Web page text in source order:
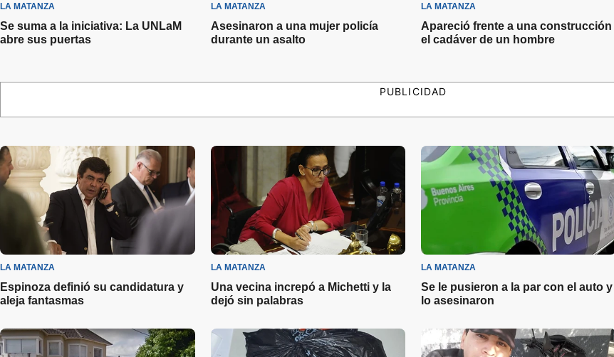
LA MATANZA
Se suma a la iniciativa: La UNLaM
abre sus puertas
LA MATANZA
Asesinaron a una mujer policía
durante un asalto
LA MATANZA
Apareció frente a una construcción
el cadáver de un hombre
PUBLICIDAD
LA MATANZA
Espinoza definió su candidatura y
aleja fantasmas
LA MATANZA
Una vecina increpó a Michetti y la
dejó sin palabras
LA MATANZA
Se le pusieron a la par con el auto y
lo asesinaron